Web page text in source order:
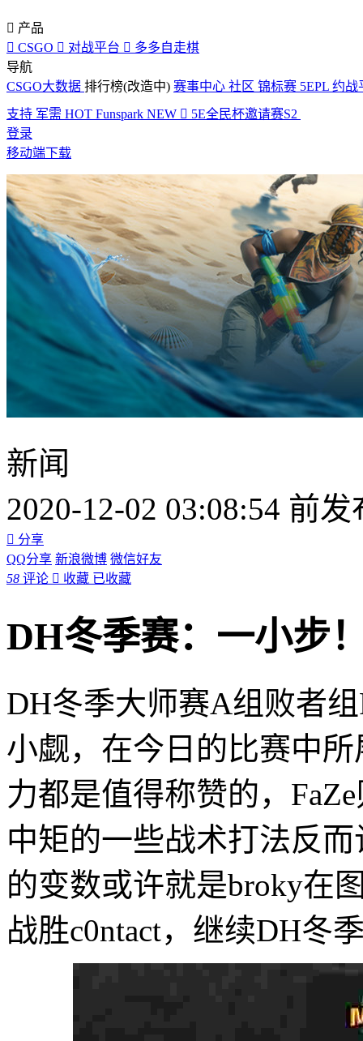
 产品
 CSGO  对战平台  多多自走棋
导航
CSGO大数据 排行榜(改造中) 赛事中心 社区 锦标赛 5EPL 约战
支持 军需 HOT Funspark NEW  5E全民杯邀请赛S2
登录
移动端下载
新闻
2020-12-02 03:08:54 前
 分享
QQ分享 新浪微博 微信好友
58 评论  收藏 已收藏
DH冬季赛：一小步
DH冬季大师赛A组败者组
小觑，在今日的比赛中
力都是值得称赞的，
中矩的一些战术打法反
的变数或许就是broky在
战胜c0ntact，继续DH冬